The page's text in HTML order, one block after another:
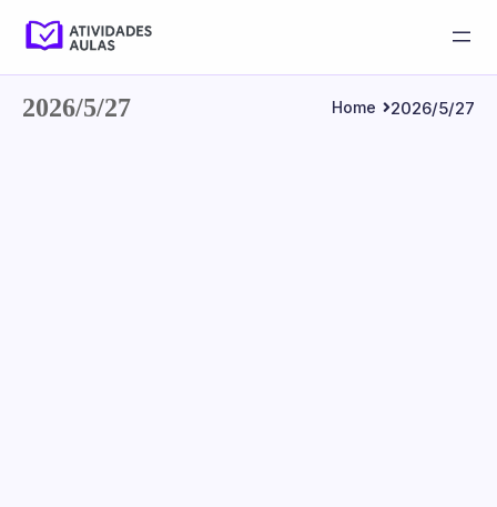
2026/5/27 Home 2026/5/27